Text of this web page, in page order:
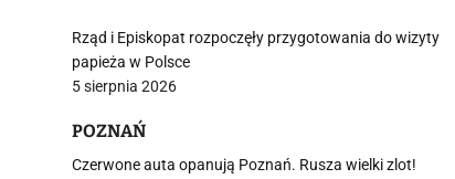
Rząd i Episkopat rozpoczęły przygotowania do wizyty
papieża w Polsce
5 sierpnia 2026
POZNAŃ
Czerwone auta opanują Poznań. Rusza wielki zlot!